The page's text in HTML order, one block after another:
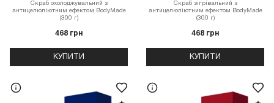
Скраб охолоджувальний з
антицелюліютним ефектом BodyMade
(300 г)
468 грн
КУПИТИ
Скраб зігрівальний з
антицелюліютним ефектом BodyMade
(300 г)
468 грн
КУПИТИ